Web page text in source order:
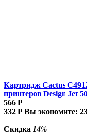
Картридж Cactus
принтеров Design Jet
566 Р
332 Р Вы экономите:
Скидка 14%